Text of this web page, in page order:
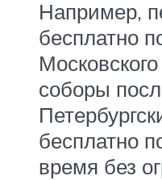
Например,
бесплатно
соборы
бесплатно
время без